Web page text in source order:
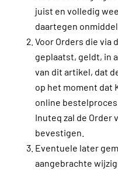
juist en volledig
daartegen
Voor Orders die via
geplaatst, geldt, in
van dit artikel, dat
op het moment dat
online
Inuteq zal de
bevestigen.
Eventuele later
aangebrachte